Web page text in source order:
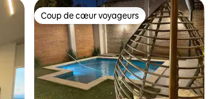
Coup de cœur voyageurs
Coup de cœur voyageurs